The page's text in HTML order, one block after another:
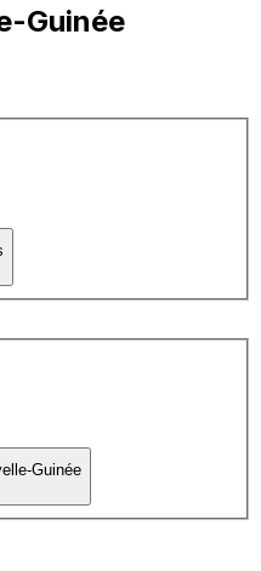
Guinée
Guinée